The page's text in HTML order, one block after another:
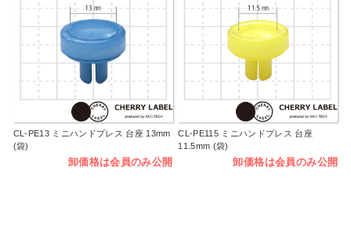
CL-PE13 ミニハンドプレス 台座 13mm
(袋)
卸価格は会員のみ公開
CL-PE115 ミニハンドプレス 台座
11.5mm (袋)
卸価格は会員のみ公開